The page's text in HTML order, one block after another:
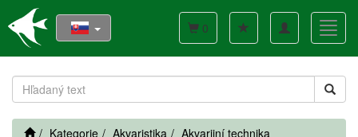
Toggle
navigation
0
Kategorie Akvaristika
Akvarijní technika